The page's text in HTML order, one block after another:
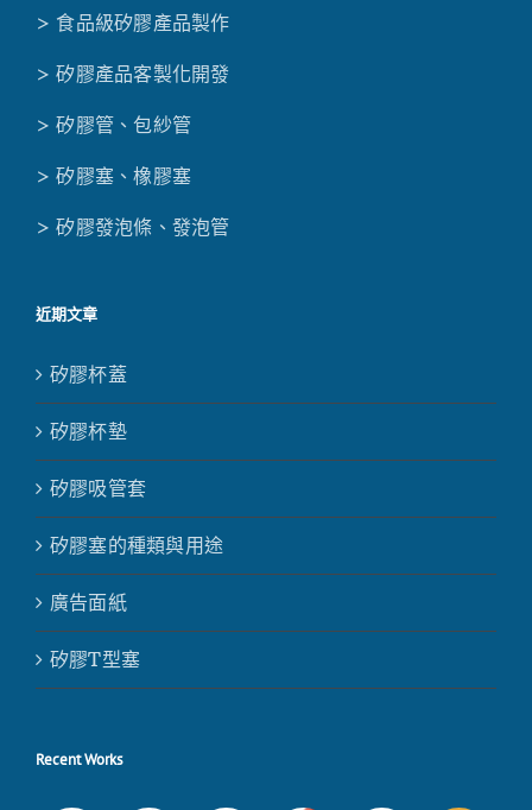
> 食品級矽膠產品製作
> 矽膠產品客製化開發
> 矽膠管、包紗管
> 矽膠塞、橡膠塞
> 矽膠發泡條、發泡管
近期文章
矽膠杯蓋
矽膠杯墊
矽膠吸管套
矽膠塞的種類與用途
廣告面紙
矽膠T型塞
Recent Works